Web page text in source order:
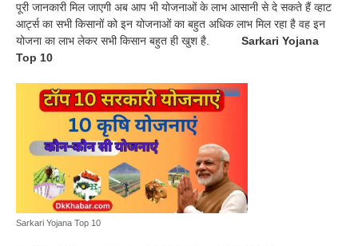
पूरी जानकारी मिल जाएगी अब आप भी योजनाओं के लाभ आसानी से दे सकते हैं व्हाट
आर्ट्स का सभी किसानों को इन योजनाओं का बहुत अधिक लाभ मिल रहा है वह इन
योजना का लाभ लेकर सभी किसान बहुत ही खुश है. Sarkari Yojana
Top 10
Sarkari Yojana Top 10